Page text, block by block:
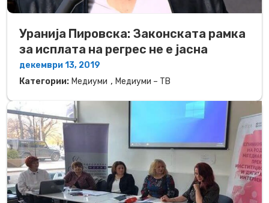
Уранија Пировска: Законската рамка
за исплата на регрес не е јасна
декември 13, 2019
Категории: Медиуми , Медиуми – ТВ